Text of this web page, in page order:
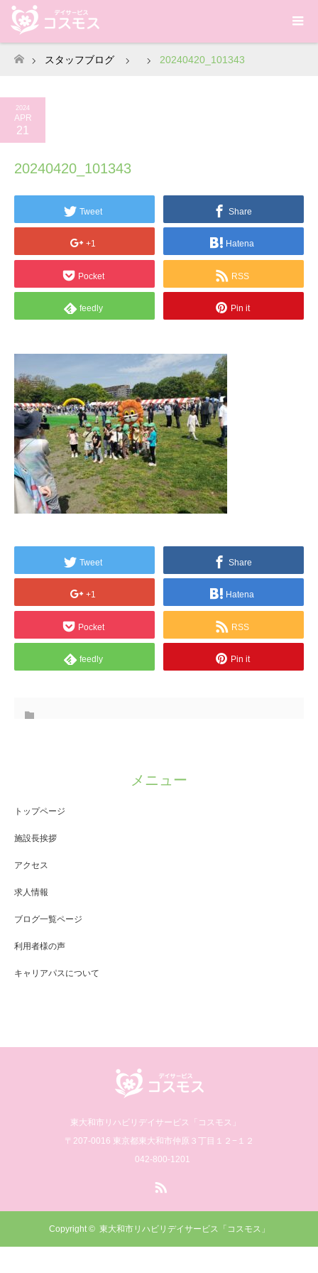
ホーム
スタッフブログ 20240420_101343
2024
APR
21
20240420_101343
Tweet Share
+1 Hatena
Pocket RSS
feedly Pin it
Tweet Share
+1 Hatena
Pocket RSS
feedly Pin it
メニュー
トップページ
施設長挨拶
アクセス
求人情報
ブログ一覧ページ
利用者様の声
キャリアパスについて
東大和市リハビリデイサービス「コスモス」
〒207-0016 東京都東大和市仲原３丁目１２−１２
042-800-1201
Copyright © 東大和市リハビリデイサービス「コスモス」